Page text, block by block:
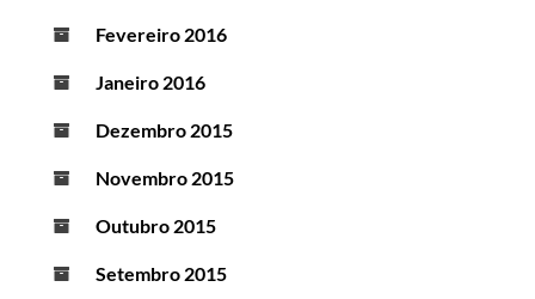
Fevereiro 2016
Janeiro 2016
Dezembro 2015
Novembro 2015
Outubro 2015
Setembro 2015